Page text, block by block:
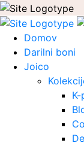
Domov
Darilni boni
Joico